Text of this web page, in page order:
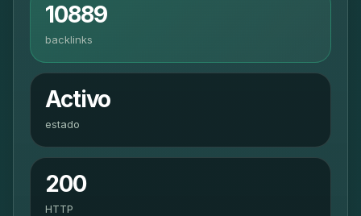
10889
backlinks
Activo
estado
200
HTTP